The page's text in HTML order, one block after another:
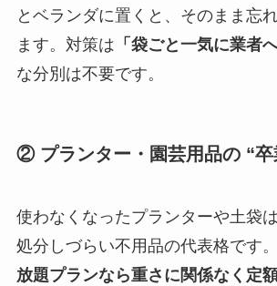
とベランダに置くと、そのまま忘
ます。対策は 「袋ごと一気に業者
な分別は不要です。
② プランター・園芸用品の “卒
使わなくなったプランターや土袋
処分しづらい不用品の代表格です。
放題プランなら重さに関係なく定